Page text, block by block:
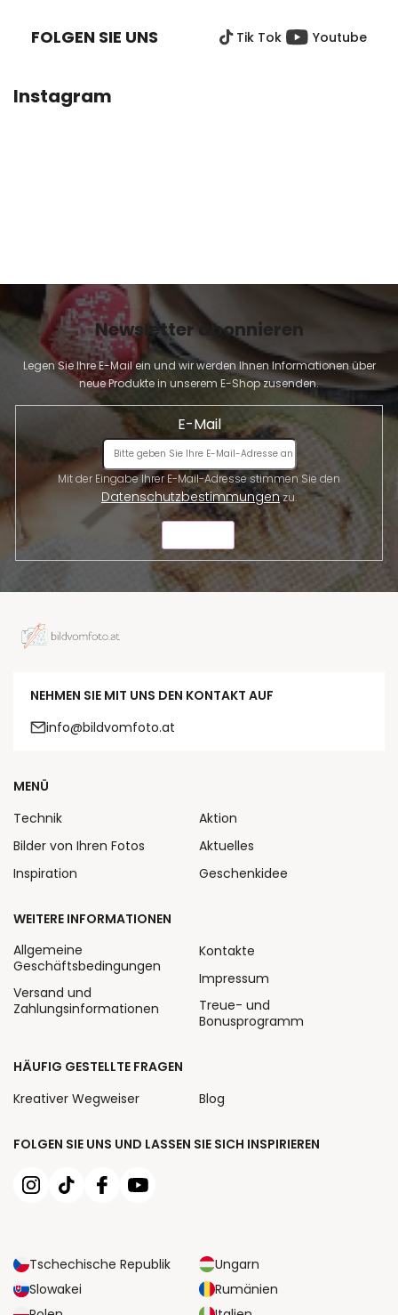
FOLGEN SIE UNS Tik Tok Youtube
Instagram
Newsletter abonnieren
Legen Sie Ihre E-Mail ein und wir werden Ihnen Informationen über
neue Produkte in unserem E-Shop zusenden.
E-Mail
Datenschutzbestimmungenzu.
NEHMEN SIE MIT UNS DEN KONTAKT AUF
info@bildvomfoto.at
FOLGEN SIE UNS UND LASSEN SIE SICH INSPIRIEREN
Tschechische Republik
Ungarn
Slowakei
Rumänien
MENÜ
Technik
Bilder von Ihren Fotos
Inspiration
Aktion
Aktuelles
Geschenkidee
WEITERE INFORMATIONEN
Allgemeine
Geschäftsbedingungen
Versand und
Zahlungsinformationen
Kontakte
Impressum
Treue- und
Bonusprogramm
HÄUFIG GESTELLTE FRAGEN
Kreativer Wegweiser
Blog